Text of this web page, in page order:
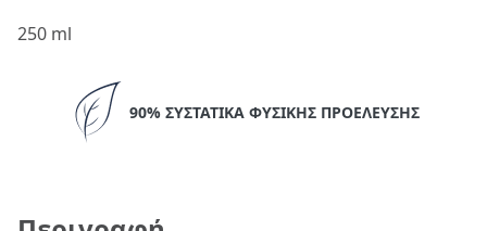
250 ml
90% ΣΥΣΤΑΤΙΚΆ ΦΥΣΙΚΉΣ ΠΡΟΈΛΕΥΣΗΣ